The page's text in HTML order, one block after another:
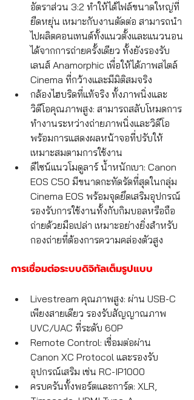
อัตราส่วน 3:2 ทำให้ได้ไฟล์ขนาดใหญ่ที่
ยืดหยุ่น เหมาะกับงานตัดต่อ สามารถนำ
ไปผลิตคอนเทนต์ทั้งแนวตั้งและแนวนอน
ได้จากการถ่ายครั้งเดียว ทั้งยังรองรับ
เลนส์ Anamorphic เพื่อให้ได้ภาพสไตล์
Cinema ที่กว้างและมีมิติสมจริง
กล้องไฮบริดที่แท้จริง ทั้งภาพนิ่งและ
วิดีโอคุณภาพสูง: สามารถสลับโหมดการ
ทำงานระหว่างถ่ายภาพนิ่งและวิดีโอ
พร้อมการแสดงผลหน้าจอที่ปรับให้
เหมาะสมตามการใช้งาน
ดีไซน์แนวโมดูลาร์ น้ำหนักเบา: Canon
EOS C50 มีขนาดกะทัดรัดที่สุดในกลุ่ม
Cinema EOS พร้อมจุดยึดเสริมอุปกรณ์
รองรับการใช้งานทั้งกับกิมบอลหรือถือ
ถ่ายด้วยมือเปล่า เหมาะอย่างยิ่งสำหรับ
กองถ่ายที่ต้องการความคล่องตัวสูง
การเชื่อมต่อระบบดิจิทัลเต็มรูปแบบ
Livestream คุณภาพสูง: ผ่าน USB-C
เพียงสายเดียว รองรับสัญญาณภาพ
UVC/UAC ที่ระดับ 60P
Remote Control: เชื่อมต่อผ่าน
Canon XC Protocol และรองรับ
อุปกรณ์เสริม เช่น RC-IP1000
ครบครันทั้งพอร์ตและการ์ด: XLR,